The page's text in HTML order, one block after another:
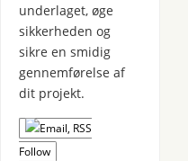
underlaget, øge
sikkerheden og
sikre en smidig
gennemførelse af
dit projekt.
Follow